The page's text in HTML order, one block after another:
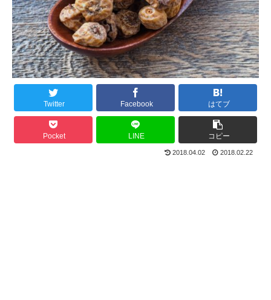
Twitter Facebook はてブ
Pocket LINE コピー
2018.04.02 2018.02.22